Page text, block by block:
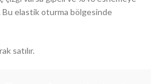
elastik oturma bölgesinde
satılır.